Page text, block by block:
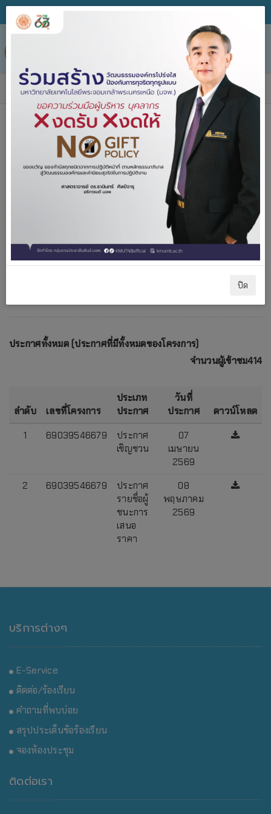
ข่าวประกาศจัดซื้อจัดจ้าง
ชื่อโครงการ
ประกาศทั้งหมด (ประกาศที่มีทั้งหมดของโครงการ)
จำนวนผู้เข้าชม414
ลำดับ เลขที่โครงการ
ประเภท
ประกาศ
วันที่
ประกาศ
ดาวน์โหลด
1
69039546679
ประกาศ
เชิญชวน
07
เมษายน
2569
2
69039546679
ประกาศ
รายชื่อผู้
ชนะการ
เสนอ
ราคา
08
พฤษภาคม
2569
บริการต่างๆ
E-Service
ติดต่อ/ร้องเรียน
คำถามที่พบบ่อย
สรุปประเด็นข้อร้องเรียน
จองห้องประชุม
ติดต่อเรา
ปิด